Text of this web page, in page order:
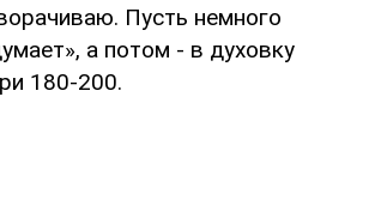
Пусть немного
а потом - в духовку
180-200.